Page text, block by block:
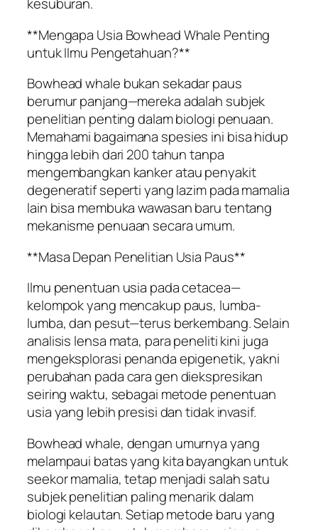
**Mengapa Usia Bowhead Whale Penting
untuk Ilmu Pengetahuan?**
Bowhead whale bukan sekadar paus
berumur panjang—mereka adalah subjek
penelitian penting dalam biologi penuaan.
Memahami bagaimana spesies ini bisa hidup
hingga lebih dari 200 tahun tanpa
mengembangkan kanker atau penyakit
degeneratif seperti yang lazim pada mamalia
lain bisa membuka wawasan baru tentang
mekanisme penuaan secara umum.
**Masa Depan Penelitian Usia Paus**
Ilmu penentuan usia pada cetacea—
kelompok yang mencakup paus, lumba-
lumba, dan pesut—terus berkembang. Selain
analisis lensa mata, para peneliti kini juga
mengeksplorasi penanda epigenetik, yakni
perubahan pada cara gen diekspresikan
seiring waktu, sebagai metode penentuan
usia yang lebih presisi dan tidak invasif.
Bowhead whale, dengan umurnya yang
melampaui batas yang kita bayangkan untuk
seekor mamalia, tetap menjadi salah satu
subjek penelitian paling menarik dalam
biologi kelautan. Setiap metode baru yang